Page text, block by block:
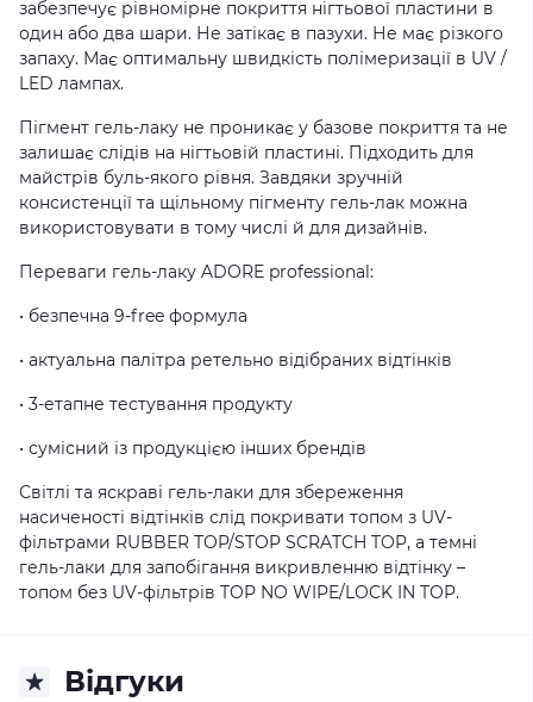
забезпечує рівномірне покриття нігтьової пластини в
один або два шари. Не затікає в пазухи. Не має різкого
запаху. Має оптимальну швидкість полімеризації в UV /
LED лампах.
Пігмент гель-лаку не проникає у базове покриття та не
залишає слідів на нігтьовій пластині. Підходить для
майстрів буль-якого рівня. Завдяки зручній
консистенції та щільному пігменту гель-лак можна
використовувати в тому числі й для дизайнів.
Переваги гель-лаку ADORE professional:
• безпечна 9-free формула
• актуальна палітра ретельно відібраних відтінків
• 3-етапне тестування продукту
• сумісний із продукцією інших брендів
Світлі та яскраві гель-лаки для збереження
насиченості відтінків слід покривати топом з UV-
фільтрами RUBBER TOP/STOP SCRATCH TOP, а темні
гель-лаки для запобігання викривленню відтінку –
топом без UV-фільтрів TOP NO WIPE/LOCK IN TOP.
Відгуки